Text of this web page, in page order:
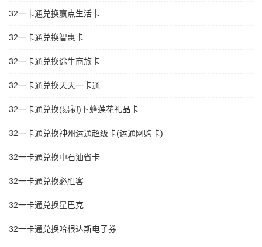
32一卡通兑换赢点生活卡
32一卡通兑换智惠卡
32一卡通兑换途牛商旅卡
32一卡通兑换天天一卡通
32一卡通兑换(易初)卜蜂莲花礼品卡
32一卡通兑换神州运通超级卡(运通网购卡)
32一卡通兑换中石油省卡
32一卡通兑换必胜客
32一卡通兑换星巴克
32一卡通兑换哈根达斯电子券